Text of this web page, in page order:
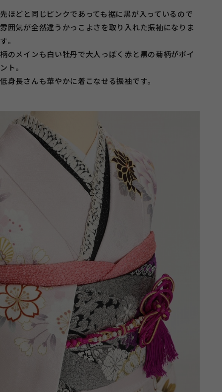
先ほどと同じピンクであっても裾に黒が入っているので
雰囲気が全然違うかっこよさを取り入れた振袖になりま
す。
柄のメインも白い牡丹で大人っぽく赤と黒の菊柄がポイ
ント。
低身長さんも華やかに着こなせる振袖です。